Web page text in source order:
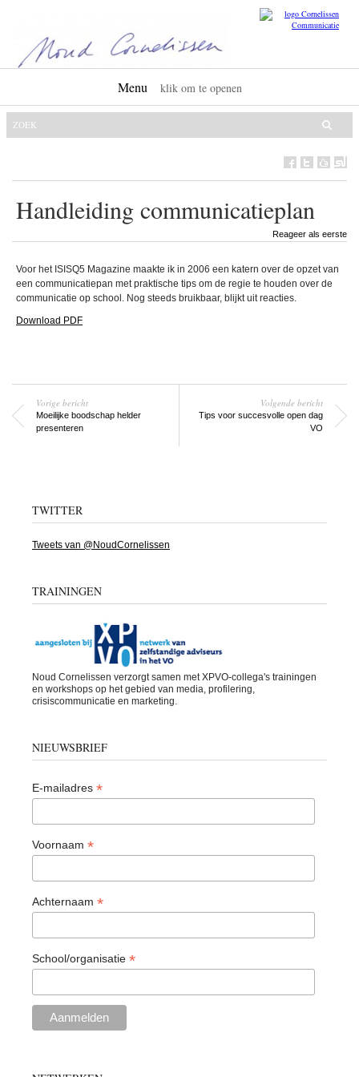
Menu klik om te openen
Handleiding communicatieplan
Reageer als eerste
Voor het ISISQ5 Magazine maakte ik in 2006 een katern over de opzet van
een communicatiepan met praktische tips om de regie te houden over de
communicatie op school. Nog steeds bruikbaar, blijkt uit reacties.
Download PDF
Vorige bericht
Moeilijke boodschap helder
presenteren
Volgende bericht
Tips voor succesvolle open dag
VO
TWITTER
Tweets van @NoudCornelissen
TRAININGEN
Noud Cornelissen verzorgt samen met XPVO-collega's trainingen
en workshops op het gebied van media, profilering,
crisiscommunicatie en marketing.
NIEUWSBRIEF
E-mailadres *
Voornaam *
Achternaam *
School/organisatie *